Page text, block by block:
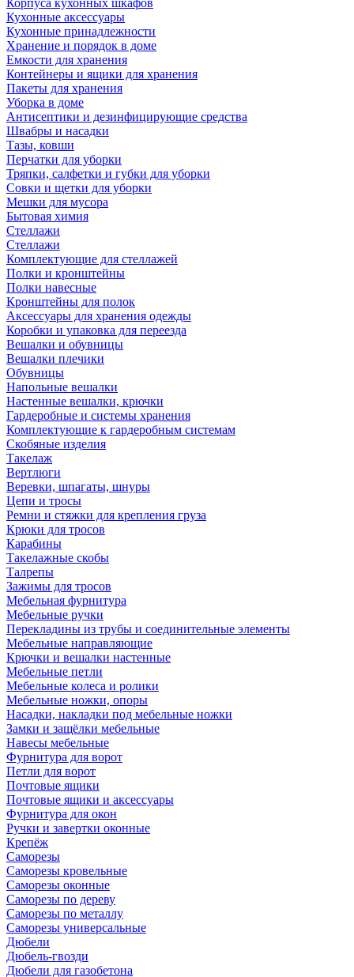
Корпуса кухонных шкафов
Кухонные аксессуары
Кухонные принадлежности
Хранение и порядок в доме
Емкости для хранения
Контейнеры и ящики для хранения
Пакеты для хранения
Уборка в доме
Антисептики и дезинфицирующие средства
Швабры и насадки
Тазы, ковши
Перчатки для уборки
Тряпки, салфетки и губки для уборки
Совки и щетки для уборки
Мешки для мусора
Бытовая химия
Стеллажи
Стеллажи
Комплектующие для стеллажей
Полки и кронштейны
Полки навесные
Кронштейны для полок
Аксессуары для хранения одежды
Коробки и упаковка для переезда
Вешалки и обувницы
Вешалки плечики
Обувницы
Напольные вешалки
Настенные вешалки, крючки
Гардеробные и системы хранения
Комплектующие к гардеробным системам
Скобяные изделия
Такелаж
Вертлюги
Веревки, шпагаты, шнуры
Цепи и тросы
Ремни и стяжки для крепления груза
Крюки для тросов
Карабины
Такелажные скобы
Талрепы
Зажимы для тросов
Мебельная фурнитура
Мебельные ручки
Перекладины из трубы и соединительные элементы
Мебельные направляющие
Крючки и вешалки настенные
Мебельные петли
Мебельные колеса и ролики
Мебельные ножки, опоры
Насадки, накладки под мебельные ножки
Замки и защёлки мебельные
Навесы мебельные
Фурнитура для ворот
Петли для ворот
Почтовые ящики
Почтовые ящики и аксессуары
Фурнитура для окон
Ручки и завертки оконные
Крепёж
Саморезы
Саморезы кровельные
Саморезы оконные
Саморезы по дереву
Саморезы по металлу
Саморезы универсальные
Дюбели
Дюбель-гвозди
Дюбели для газобетона